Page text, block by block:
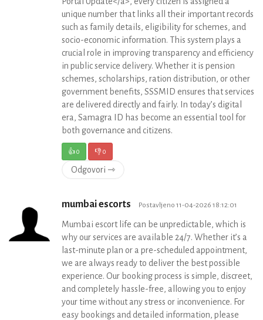
unique number that links all their important records
such as family details, eligibility for schemes, and
socio-economic information. This system plays a
crucial role in improving transparency and efficiency
in public service delivery. Whether it is pension
schemes, scholarships, ration distribution, or other
government benefits, SSSMID ensures that services
are delivered directly and fairly. In today’s digital
era, Samagra ID has become an essential tool for
both governance and citizens.
👍0 👎0
Odgovori ⇾
mumbai escorts Postavljeno 11-04-2026 18:12:01
Mumbai escort life can be unpredictable, which is
why our services are available 24/7. Whether it’s a
last-minute plan or a pre-scheduled appointment,
we are always ready to deliver the best possible
experience. Our booking process is simple, discreet,
and completely hassle-free, allowing you to enjoy
your time without any stress or inconvenience. For
easy bookings and detailed information, please